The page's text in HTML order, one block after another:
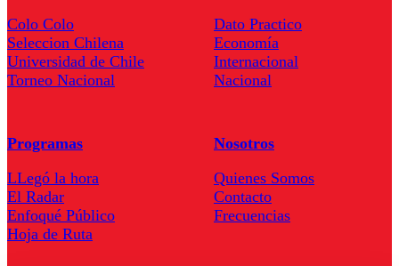
Colo Colo
Seleccion Chilena
Universidad de Chile
Torneo Nacional
Dato Practico
Economía
Internacional
Nacional
Programas
LLegó la hora
El Radar
Enfoqué Público
Hoja de Ruta
Nosotros
Quienes Somos
Contacto
Frecuencias